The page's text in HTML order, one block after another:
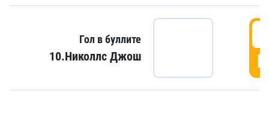
Гол в буллите
10.Николлс Джош